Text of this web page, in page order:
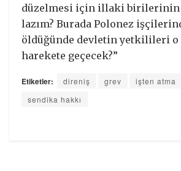
düzelmesi için illaki birilerinin
lazım? Burada Polonez
öldüğünde devletin yetkilileri o
harekete geçecek?”
Etiketler: direniş grev işten atma
sendika hakkı